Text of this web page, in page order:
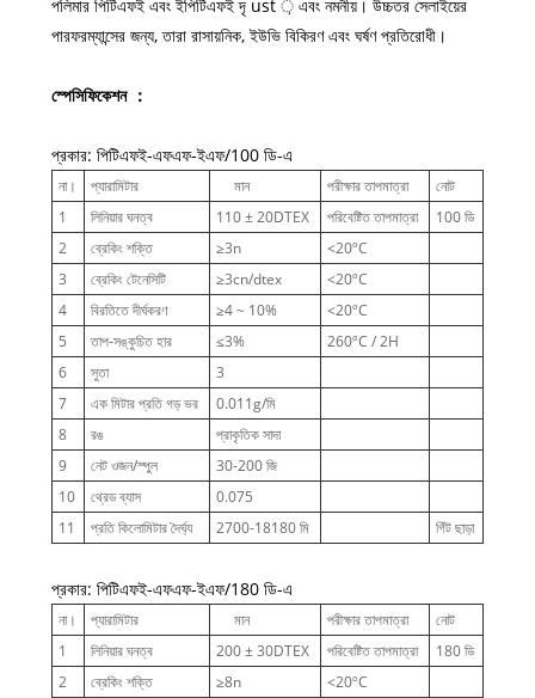
পলিমার পিটিএফই এবং ইপিটিএফই দৃ ust ় এবং নমনীয়। উচ্চতর সেলাইয়ের
পারফরম্যান্সের জন্য, তারা রাসায়নিক, ইউভি বিকিরণ এবং ঘর্ষণ প্রতিরোধী।
স্পেসিফিকেশন ：
প্রকার: পিটিএফই-এফএফ-ইএফ/100 ডি-এ
না। প্যারামিটার মান পরীক্ষার তাপমাত্রা
নোট
1
লিনিয়ার ঘনত্ব 110 ± 20DTEX পরিবেষ্টিত তাপমাত্রা
100 ডি
2
ব্রেকিং শক্তি ≥3n
<20ºC
3
ব্রেকিং টেনেসিটি ≥3cn/dtex
<20ºC
4
বিরতিতে দীর্ঘকরণ ≥4 ~ 10%
<20ºC
5
তাপ-সঙ্কুচিত হার ≤3%
260ºC / 2H
6
সুতা
3
7
এক মিটার প্রতি গড় ভর
0.011g/মি
8
রঙ
প্রাকৃতিক সাদা
9
নেট ওজন/স্পুল
30-200 জি
10
থ্রেড ব্যাস
0.075
11
প্রতি কিলোমিটার দৈর্ঘ্য 2700-18180 মি গিঁট ছাড়া
প্রকার: পিটিএফই-এফএফ-ইএফ/180 ডি-এ
না। প্যারামিটার মান পরীক্ষার তাপমাত্রা
নোট
1
লিনিয়ার ঘনত্ব 200 ± 30DTEX পরিবেষ্টিত তাপমাত্রা
180 ডি
2
ব্রেকিং শক্তি ≥8n
<20ºC